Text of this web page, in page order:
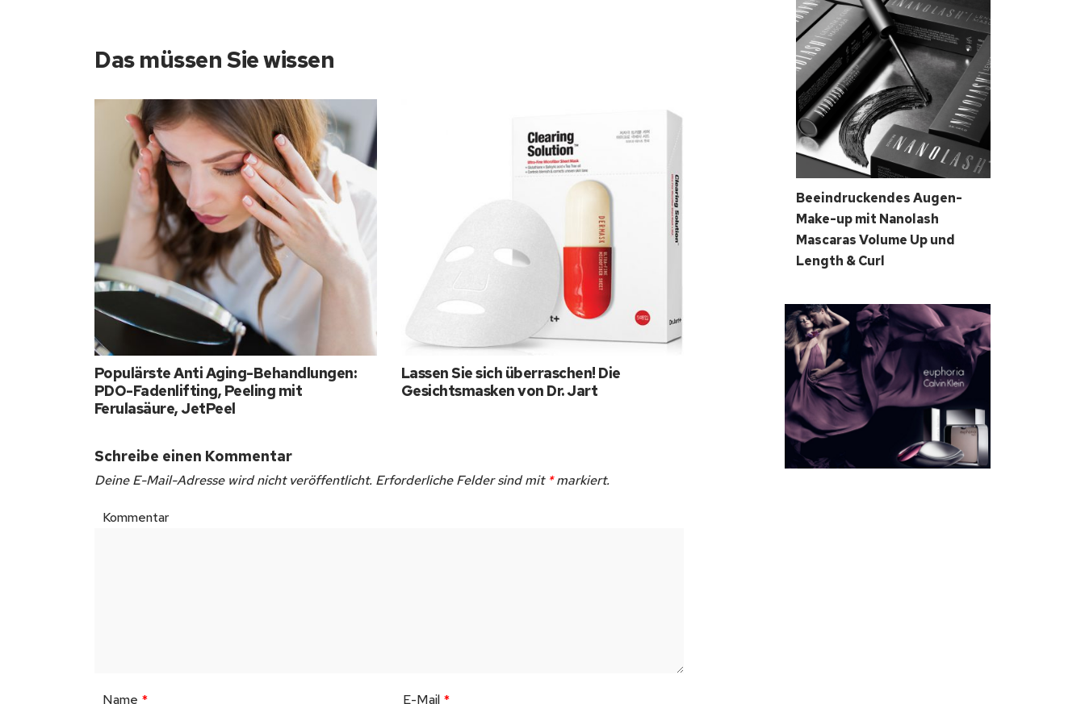
Das müssen Sie wissen
Populärste Anti Aging-Behandlungen:
PDO-Fadenlifting, Peeling mit
Ferulasäure, JetPeel
Lassen Sie sich überraschen! Die
Gesichtsmasken von Dr. Jart
Schreibe einen Kommentar
Deine E-Mail-Adresse wird nicht veröffentlicht. Erforderliche Felder sind mit *markiert.
Kommentar
Name * E-Mail *
Beeindruckendes Augen-
Make-up mit Nanolash
Mascaras Volume Up und
Length & Curl